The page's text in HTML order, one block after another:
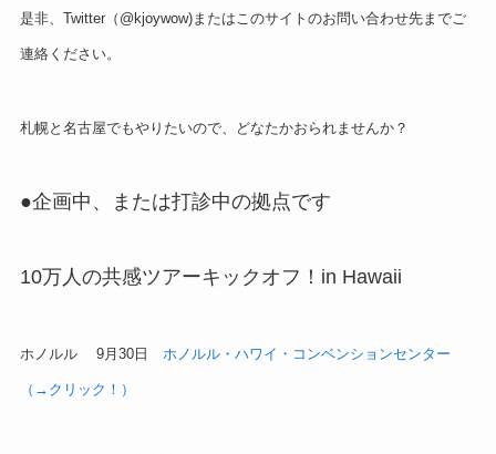
是非、Twitter（@kjoywow)またはこのサイトのお問い合わせ先までご
連絡ください。
札幌と名古屋でもやりたいので、どなたかおられませんか？
●企画中、または打診中の拠点です
10万人の共感ツアーキックオフ！in Hawaii
ホノルル 9月30日 ホノルル・ハワイ・コンベンションセンター
（→クリック！）